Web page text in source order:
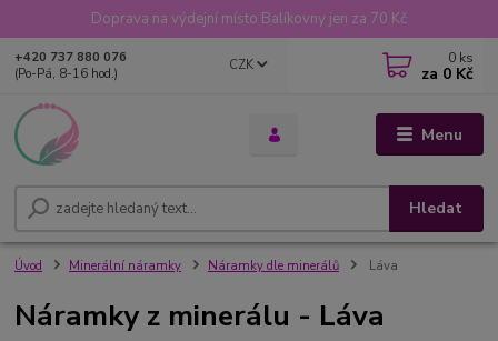
Doprava na výdejní místo Balíkovny jen za 70 Kč
Menu
CZK
Hledat
+420 737 880 076
(Po-Pá, 8-16 hod.)
0 ks
za 0 Kč
Úvod Minerální náramky Náramky dle minerálů Láva
Náramky z minerálu - Láva